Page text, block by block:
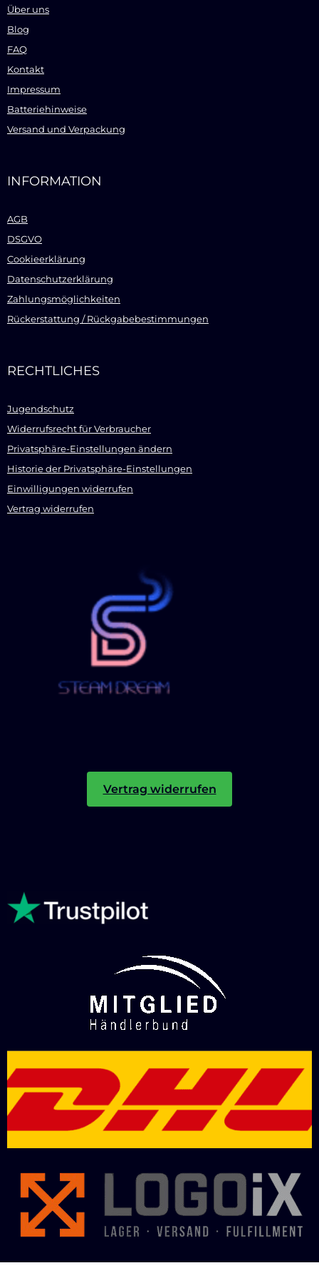
Über uns
Blog
FAQ
Kontakt
Impressum
Batteriehinweise
Versand und Verpackung
INFORMATION
AGB
DSGVO
Cookieerklärung
Datenschutzerklärung
Zahlungsmöglichkeiten
Rückerstattung / Rückgabebestimmungen
RECHTLICHES
Jugendschutz
Widerrufsrecht für Verbraucher
Privatsphäre-Einstellungen ändern
Historie der Privatsphäre-Einstellungen
Einwilligungen widerrufen
Vertrag widerrufen
Vertrag widerrufen